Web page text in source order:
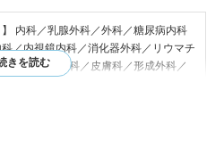
】 内科／乳腺外科／外科／糖尿病内科
科／内視鏡内科／消化器外科／リウマチ
ー科 整形外科／皮膚科／形成外科／
床） 4階 事務棟、看護部、リハビリ